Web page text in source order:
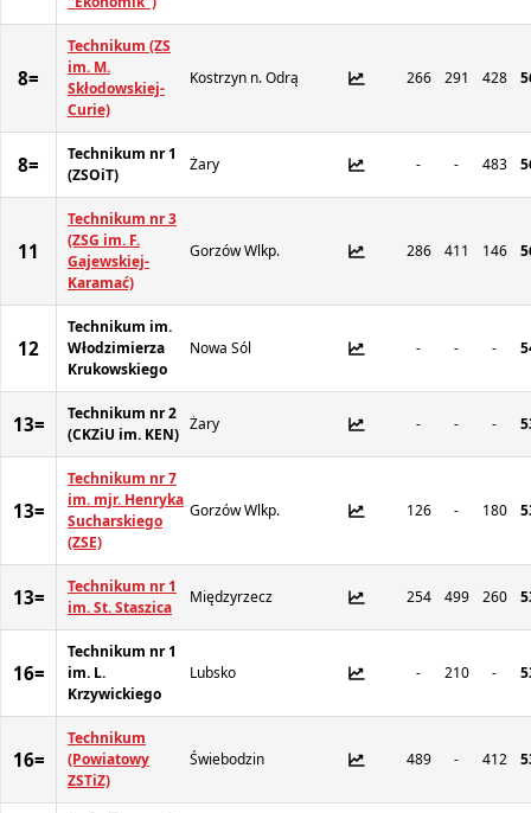
8=
Technikum (ZS
im. M.
Skłodowskiej-
Curie)
Kostrzyn n. Odrą 266 291 428
8=
Technikum nr 1
(ZSOiT)
Żary - - 483
11
Technikum nr 3
(ZSG im. F.
Gajewskiej-
Karamać)
Gorzów Wlkp. 286 411 146
12
Technikum im.
Włodzimierza
Krukowskiego
Nowa Sól - - -
13=
Technikum nr 2
(CKZiU im. KEN)
Żary - - -
13=
Technikum nr 7
im. mjr. Henryka
Sucharskiego
(ZSE)
Gorzów Wlkp. 126 - 180
13=
Technikum nr 1
im. St. Staszica
Międzyrzecz 254 499 260
16=
Technikum nr 1
im. L.
Krzywickiego
Lubsko - 210 -
16=
Technikum
(Powiatowy
ZSTiZ)
Świebodzin 489 - 412